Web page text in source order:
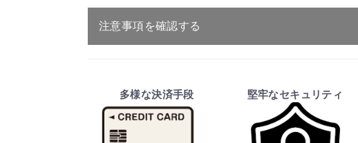
注意事項を確認する
・ご注文受付後、メーカーに適合確認を行い
そのため、ご注文後に適合確認を行い、適合
※商品はメーカー品のため予告無く価格が変
多様な決済手段 堅牢なセキュリティ